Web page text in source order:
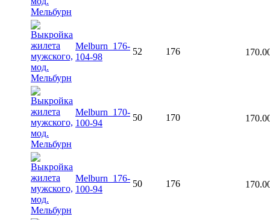
Melburn_176-
104-98
52 176
Melburn_170-
100-94
50 170
Melburn_176-
100-94
50 176